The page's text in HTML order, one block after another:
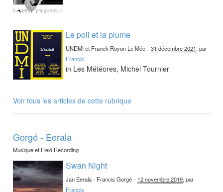
Le poil et la plume
UNDMI et Franck Royon Le Mée -31 décembre 2021, par
Francis
in Les Météores, Michel Tournier
Voir tous les articles de cette rubrique
Gorgé - Eerala
Musique et Field Recording
Swan Night
Jan Eerala - Francis Gorgé - 12 novembre 2019, par
Francis